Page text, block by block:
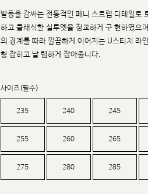
발등을 감싸는 전통적인 페니 스트랩 디테일로
하고 클래식한 실루엣을 정교하게 구 현하였으
의 경계를 따라 깔끔하게 이어지는 U스티치 라
형 잡히고 날 렵하게 잡아줍니다.
사이즈(필수)
235 240 245
255 260 265
275 280 285